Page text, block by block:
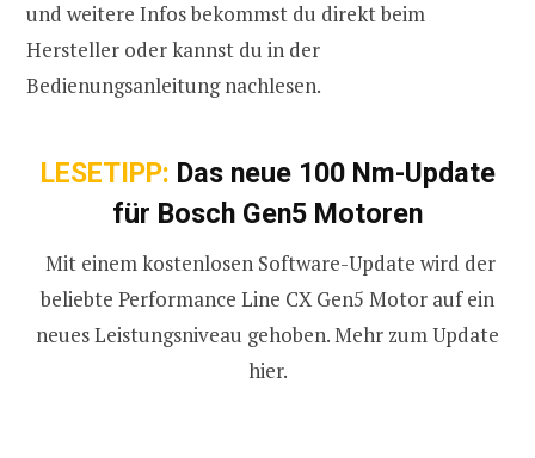
und weitere Infos bekommst du direkt beim
Hersteller oder kannst du in der
Bedienungsanleitung nachlesen.
LESETIPP: Das neue 100 Nm-Update
für Bosch Gen5 Motoren
Mit einem kostenlosen Software-Update wird der
beliebte Performance Line CX Gen5 Motor auf ein
neues Leistungsniveau gehoben. Mehr zum Update
hier.